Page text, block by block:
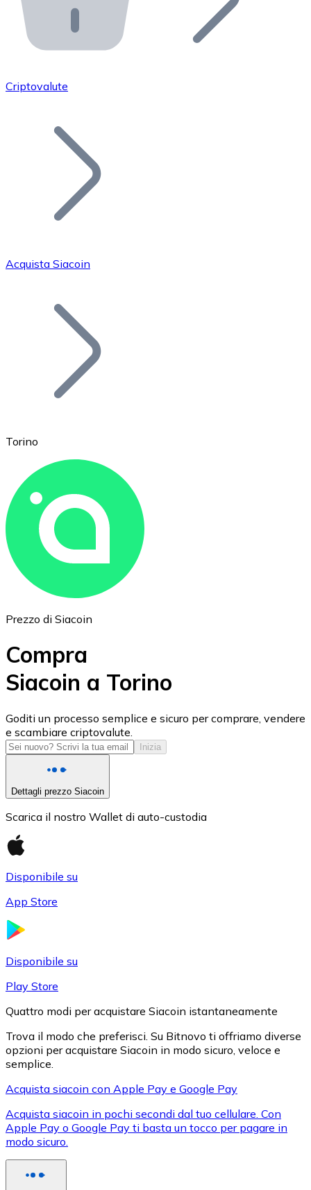
API Bitnovo
Integra la nostra API nel tuo ecosistema.
Unisciti alla nostra rete di rivenditori e
Aggiungi il token del tuo progetto al nostro servizio di
Bitcoin
Ethereum
ETH
USD Coin
USDC
XRP
XRP
Criptovalute
Acquista Siacoin
Torino
Prezzo di Siacoin
Compra
Siacoin a Torino
Goditi un processo semplice e sicuro per comprare, vendere
e scambiare criptovalute.
Inizia
Dettagli prezzo Siacoin
Scarica il nostro Wallet di auto-custodia
Disponibile su
App Store
Disponibile su
Play Store
Quattro modi per acquistare Siacoin istantaneamente
Trova il modo che preferisci. Su Bitnovo ti offriamo diverse
opzioni per acquistare Siacoin in modo sicuro, veloce e
semplice.
Acquista siacoin con Apple Pay e Google Pay
Acquista siacoin in pochi secondi dal tuo cellulare. Con
Apple Pay o Google Pay ti basta un tocco per pagare in
modo sicuro.